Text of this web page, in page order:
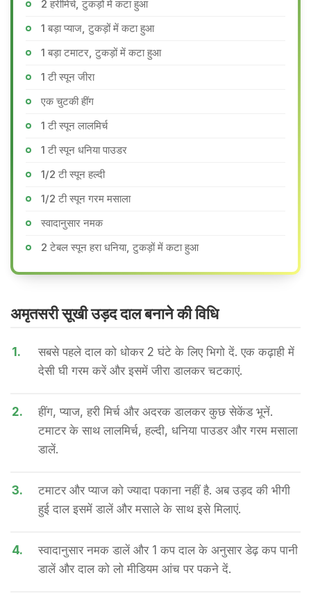
2 हरीमिर्च, टुकड़ों में कटा हुआ
1 बड़ा प्याज, टुकड़ों में कटा हुआ
1 बड़ा टमाटर, टुकड़ों में कटा हुआ
1 टी स्पून जीरा
एक चुटकी हींग
1 टी स्पून लालमिर्च
1 टी स्पून धनिया पाउडर
1/2 टी स्पून हल्दी
1/2 टी स्पून गरम मसाला
स्वादानुसार नमक
2 टेबल स्पून हरा धनिया, टुकड़ों में कटा हुआ
अमृतसरी सूखी उड़द दाल बनाने की वि​धि
1.
सबसे पहले दाल को धोकर 2 घंटे के लिए भिगो दें. एक कढ़ाही में
देसी घी गरम करें और इसमें जीरा डालकर चटकाएं.
2.
हींग, प्याज, हरी मिर्च और अदरक डालकर कुछ सेकेंड भूनें.
टमाटर के साथ लालमिर्च, हल्दी, धनिया पाउडर और गरम मसाला
डालें.
3.
टमाटर और प्याज को ज्यादा पकाना नहीं है. अब उड़द की भीगी
हुई दाल इसमें डालें और मसाले के साथ इसे मिलाएं.
4.
स्वादानुसार नमक डालें और 1 कप दाल के अनुसार डेढ़ कप पानी
डालें और दाल को लो मीडियम आंच पर पकने दें.